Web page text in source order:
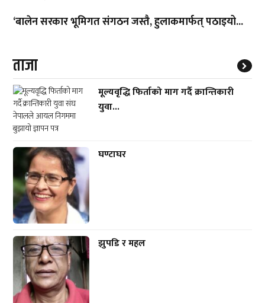
‘बालेन सरकार भूमिगत संगठन जस्तै, हुलाकमार्फत् पठाइयो...
ताजा
मूल्यवृद्धि फिर्ताको माग गर्दै क्रान्तिकारी
युवा...
घण्टाघर
झुपडि र महल